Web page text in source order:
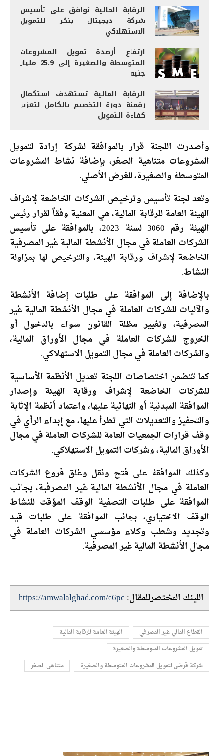
الرقابة المالية توافق على تأسيس
شركة ديجيتال بنكر للتمويل
الاستهلاكي
ارتفاع أرصدة تمويل المشروعات
المتوسطة والصغيرة إلى 25.9 مليار
جنيه
الرقابة المالية تستهدف استكمال
رقمنة دورة التخصيم بالكامل لتعزيز
كفاءة التمويل
وأصدرت اللجنة قرار بالموافقة لشركة إرادة لتمويل
المشروعات متناهية الصغر، بإضافة نشاط المشروعات
المتوسطة والصغيرة، للغرض الأصلي.
وتعد لجنة تأسيس وترخيص الشركات الخاضعة لإشراف
الهيئة العامة للرقابة المالية، هي المعنية وفقاً لقرار رئيس
الهيئة رقم 3060 لسنة 2023، بالموافقة على تأسيس
الشركات العاملة في مجال الأنشطة المالية غير المصرفية
الخاضعة لإشراف ورقابة الهيئة، والترخيص لها بمزاولة
النشاط.
بالإضافة إلى الموافقة على طلبات إضافة الأنشطة
والآليات للشركات العاملة في مجال الأنشطة المالية غير
المصرفية، وتغيير مظلة القانون سواء بالدخول أو
الخروج للشركات العاملة في مجال الأوراق المالية،
والشركات العاملة في مجال التمويل الاستهلاكي.
كما تتضمن اختصاصات اللجنة تعديل الأنظمة الأساسية
للشركات الخاضعة لإشراف ورقابة الهيئة وإصدار
الموافقة المبدئية أو النهائية عليها، واعتماد أنظمة الإثابة
والتحفيز والتعديلات التي تطرأ عليها، مع إبداء الرأي في
وقف قرارات الجمعيات العامة للشركات العاملة في مجال
الأوراق المالية، وشركات التمويل الاستهلاكي.
وكذلك الموافقة على فتح ونقل وغلق فروع الشركات
العاملة في مجال الأنشطة المالية غير المصرفية، بجانب
الموافقة على طلبات التصفية الوقف المؤقت للنشاط
الوقف الاختياري، بجانب الموافقة على طلبات قيد
وتجديد وشطب وكلاء مؤسسي الشركات العاملة في
مجال الأنشطة المالية غير المصرفية.
اللينك المختصرللمقال:https://amwalalghad.com/c6pc
القطاع المالي غير المصرفي
الهيئة العامة للرقابة المالية
تمويل المشروعات المتوسطة والصغيرة
شركة قرضي لتمويل المشروعات المتوسطة والصغيرة
متناهي الصغر